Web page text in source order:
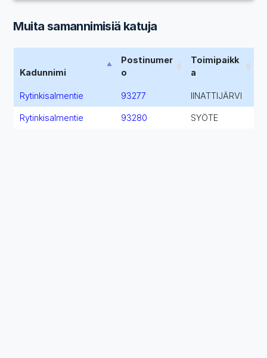
Muita samannimisiä katuja
Kadunnimi
Postinumer
o
Toimipaikk
a
Rytinkisalmentie 93277 IINATTIJÄRVI
Rytinkisalmentie 93280 SYÖTE